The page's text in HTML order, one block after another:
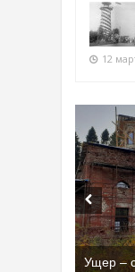
12
Ущер –